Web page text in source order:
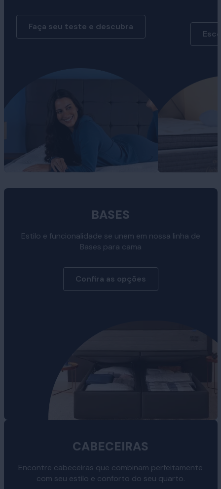
Faça seu teste e descubra
BASES
Estilo e funcionalidade se unem em nossa linha de
Bases para cama
Confira as opções
CABECEIRAS
Encontre cabeceiras que combinam perfeitamente
com seu estilo e conforto do seu quarto.